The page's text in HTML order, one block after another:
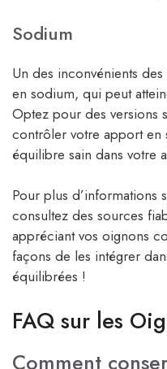
Sodium
Un des inconvénients
en sodium, qui peut
Optez pour des versions
contrôler votre apport en
équilibre sain dans votre
Pour plus d’informations
consultez des sources
appréciant vos oignons
façons de les intégrer
équilibrées !
FAQ sur les
Comment